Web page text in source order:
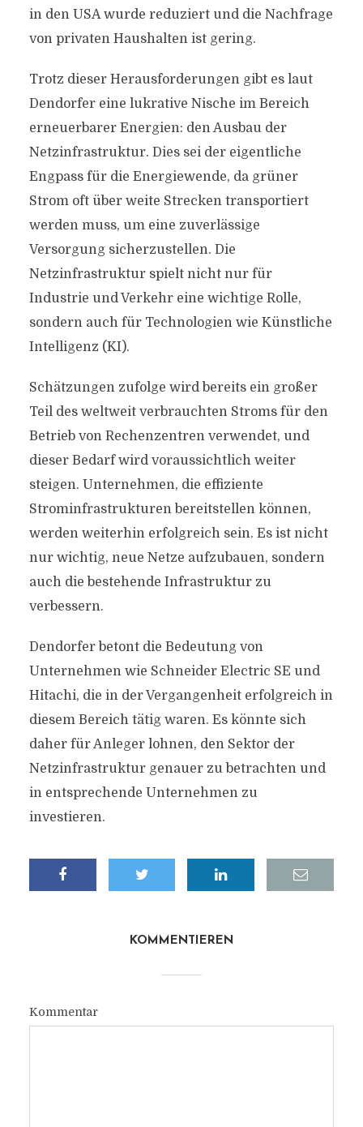
in den USA wurde reduziert und die Nachfrage
von privaten Haushalten ist gering.
Trotz dieser Herausforderungen gibt es laut
Dendorfer eine lukrative Nische im Bereich
erneuerbarer Energien: den Ausbau der
Netzinfrastruktur. Dies sei der eigentliche
Engpass für die Energiewende, da grüner
Strom oft über weite Strecken transportiert
werden muss, um eine zuverlässige
Versorgung sicherzustellen. Die
Netzinfrastruktur spielt nicht nur für
Industrie und Verkehr eine wichtige Rolle,
sondern auch für Technologien wie Künstliche
Intelligenz (KI).
Schätzungen zufolge wird bereits ein großer
Teil des weltweit verbrauchten Stroms für den
Betrieb von Rechenzentren verwendet, und
dieser Bedarf wird voraussichtlich weiter
steigen. Unternehmen, die effiziente
Strominfrastrukturen bereitstellen können,
werden weiterhin erfolgreich sein. Es ist nicht
nur wichtig, neue Netze aufzubauen, sondern
auch die bestehende Infrastruktur zu
verbessern.
Dendorfer betont die Bedeutung von
Unternehmen wie Schneider Electric SE und
Hitachi, die in der Vergangenheit erfolgreich in
diesem Bereich tätig waren. Es könnte sich
daher für Anleger lohnen, den Sektor der
Netzinfrastruktur genauer zu betrachten und
in entsprechende Unternehmen zu
investieren.
KOMMENTIEREN
Kommentar